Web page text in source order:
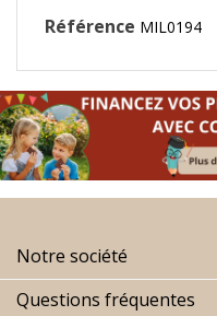
Référence MIL0194
Notre société
Questions fréquentes